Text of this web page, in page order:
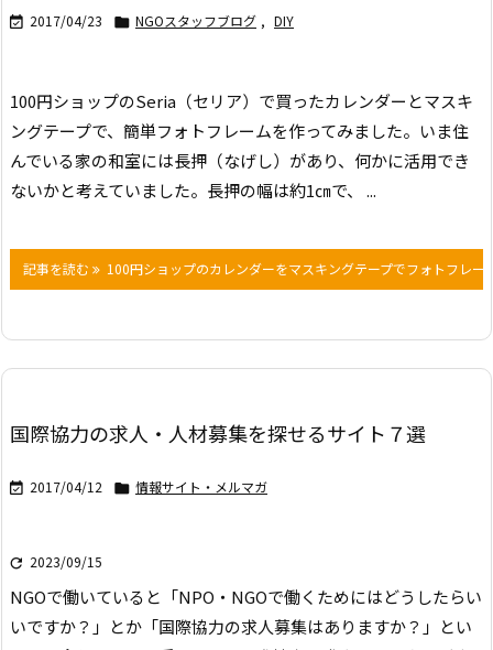
 2017/04/23  NGOスタッフブログ , DIY
100円ショップのSeria（セリア）で買ったカレンダーとマスキ
ングテープで、簡単フォトフレームを作ってみました。 いま住
んでいる家の和室には長押（なげし）があり、何かに活用でき
ないかと考えていました。長押の幅は約1㎝で、 ...
記事を読む 100円ショップのカレンダーをマスキングテープでフォトフレー
国際協力の求人・人材募集を探せるサイト７選
 2017/04/12  情報サイト・メルマガ
 2023/09/15
NGOで働いていると「NPO・NGOで働くためにはどうしたらい
いですか？」とか「国際協力の求人募集はありますか？」とい